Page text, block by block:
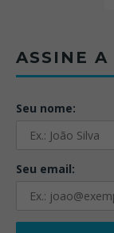
ASSINE A
Seu nome:
Seu email: